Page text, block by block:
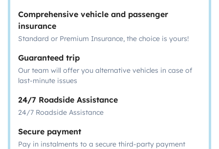
Comprehensive vehicle and passenger
insurance
Standard or Premium Insurance, the choice is yours!
Guaranteed trip
Our team will offer you alternative vehicles in case of
last-minute issues
24/7 Roadside Assistance
24/7 Roadside Assistance
Secure payment
Pay in instalments to a secure third-party payment